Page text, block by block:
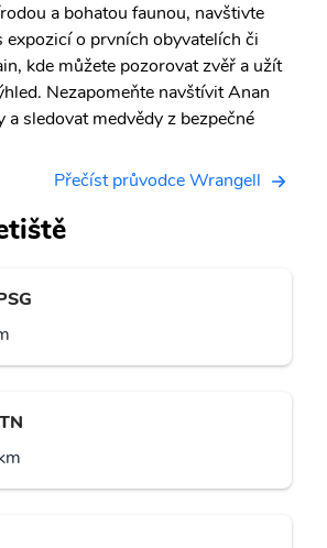
a bohatou faunou, navštivte
o prvních obyvatelích či
kde můžete pozorovat zvěř a užít
Nezapomeňte navštívit Anan
a sledovat medvědy z bezpečné
Přečíst průvodce Wrangell